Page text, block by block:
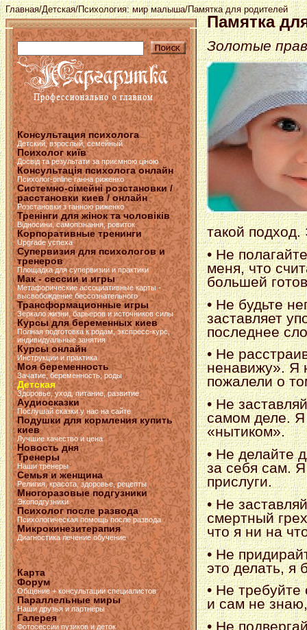
Главная/Детская/Психология: мир малыша/Памятка для родителей
Консультация психолога
Детский, взрослый, семейный
Психолог київ
Досвід та результати за приємною ціною
Консультація психолога онлайн
Психолог-online ганна риженко
Системно-сімейні розстановки /
расстановки киев / онлайн
Розстановки з ганною риженко
Тренінги для жінок та чоловіків
Відносини, самопізнання, ровиток
Корпоративные тренинги
Upgrade успеха
Супервизия для психологов и
тренеров
Площадка для супервизии и практики
Мак - сессии и игры
Метафорические ассоциативные карты -
высвобождение бессознательного
Трансформационные игры
Зеркало жизни, барьеров и источников силы
Курсы для беременных киев
Полная подготовка к родам, экспресс-курс,
индивидуальные занятия
Курсы онлайн
Инструкции и практика
Моя беременность
Зачатие, беременность, роды
Детская
Здоровье, уход, питание, развитие
Аудиосказки
Послушай сказки у нас на сайте
Подушки для кормления купить
киев
Лучшие качество и цена
Новость дня
Тренеры
Наши тренеры
Семья и женщина
Религия, красота, здоровье, рецепты
Многоразовые подгузники
Экоподгузники
Психолог после развода
Психологическая помощь после развода
Микрокинезитерапия
Диагностика лечение обучение
Карта
Форум
Общение + консультации специалистов
Параллельные миры
Наши друзья и партнёры
Галерея
Фотосессии пузиков и деток
Памятка
Золотые
такой
• Не
меня, что
большей
• Не будьте
заставляет
последнее
• Не
ненавижу». Я
пожалели о
• Не
самом деле. Я
«нытиком».
• Не делайте
за себя сам. Я
прислуги.
• Не
смертный
что я ни на
• Не
это делать, я
• Не
и сам не
• Не